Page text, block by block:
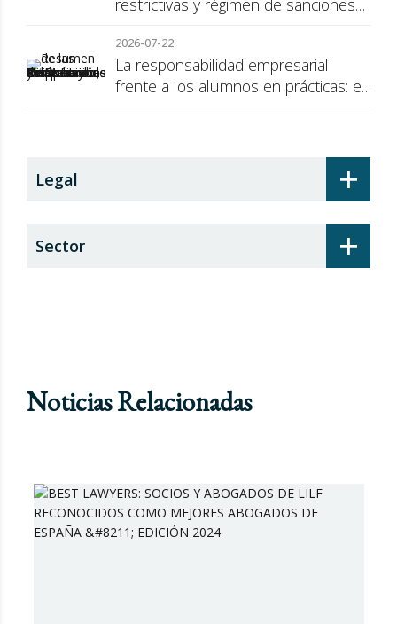
2026-07-22
La responsabilidad empresarial
frente a los alumnos en prácticas: el
+
Legal
+
Sector
Noticias Relacionadas